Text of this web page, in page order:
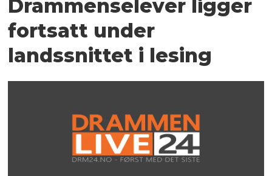
Drammenselever ligger
fortsatt under
landssnittet i lesing